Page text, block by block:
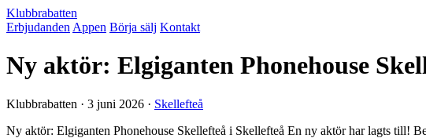
Klubbrabatten
Erbjudanden Appen Börja sälj Kontakt
Ny aktör: Elgiganten Phonehouse
Klubbrabatten · 3 juni 2026 · Skellefteå
Ny aktör: Elgiganten Phonehouse Skellefteå i Skellefteå En ny aktör har lagts till!